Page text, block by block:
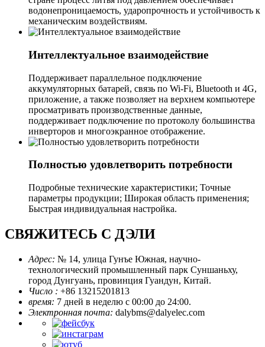
водонепроницаемость, ударопрочность и устойчивость к
механическим воздействиям.
Интеллектуальное взаимодействие
Поддерживает параллельное подключение
аккумуляторных батарей, связь по Wi-Fi, Bluetooth и 4G,
приложение, а также позволяет на верхнем компьютере
просматривать производственные данные,
поддерживает подключение по протоколу большинства
инверторов и многоэкранное отображение.
Полностью удовлетворить потребности
Подробные технические характеристики; Точные
параметры продукции; Широкая область применения;
Быстрая индивидуальная настройка.
СВЯЖИТЕСЬ С ДЭЛИ
Адрес: № 14, улица Гунъе Южная, научно-
технологический промышленный парк Суншаньху,
город Дунгуань, провинция Гуандун, Китай.
Число : +86 13215201813
время: 7 дней в неделю с 00:00 до 24:00.
Электронная почта: dalybms@dalyelec.com